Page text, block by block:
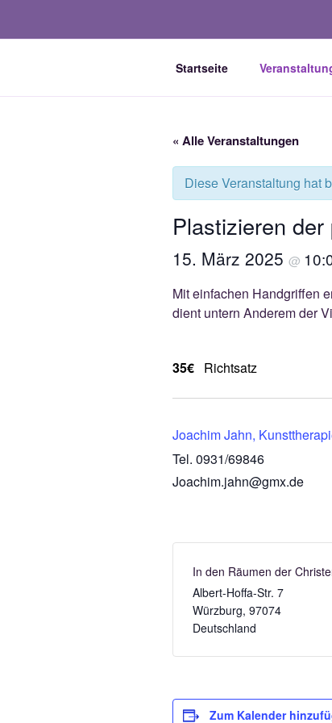
Startseite
« Alle Veranstaltungen
Diese Veranstaltung hat
Plastizieren
15. März 2025 @
Mit einfachen Handgriffen
dient untern Anderem der
35€ Richtsatz
Joachim Jahn,
Tel. 0931/69846
Joachim.jahn@gmx.de
In den Räumen der
Albert-Hoffa-Str. 7
Würzburg, 97074
Deutschland
Zum Kalender